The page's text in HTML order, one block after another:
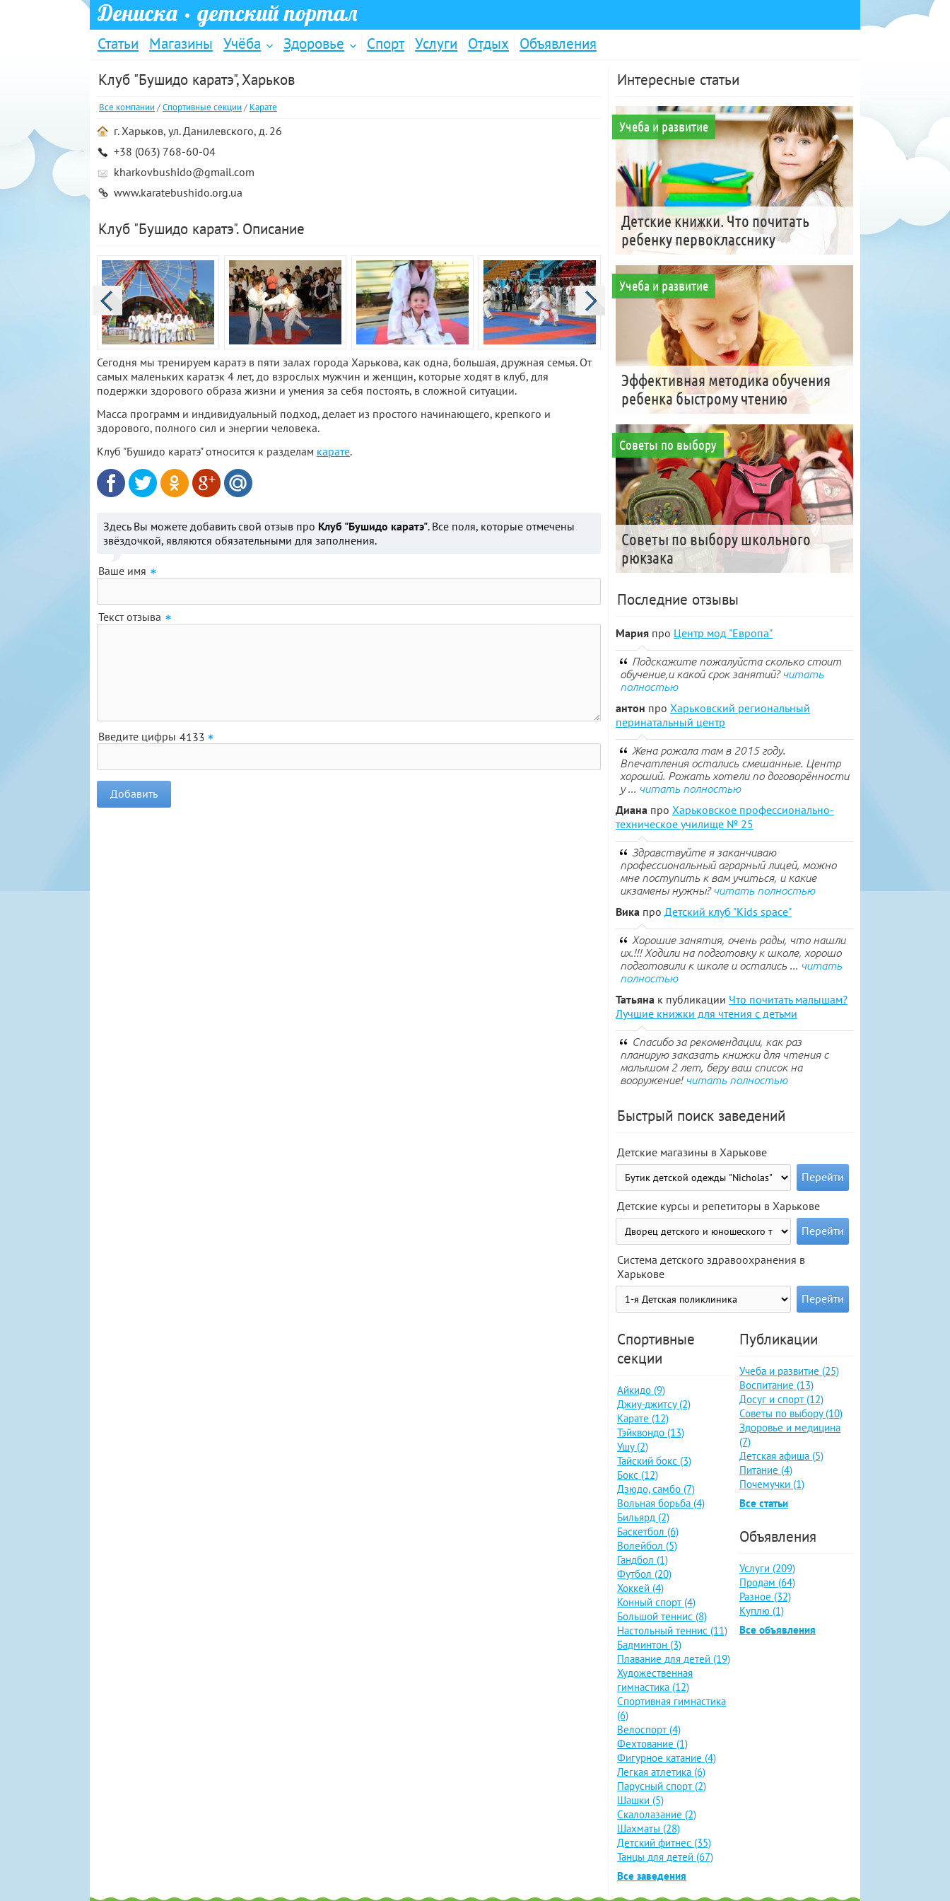
Дениска · детский портал
Статьи Магазины Учёба Здоровье Спорт Услуги Отдых
Объявления
Клуб "Бушидо каратэ", Харьков
Все компании/Спортивные секции/ Карате
г. Харьков, ул. Данилевского, д. 26
+38 (063) 768-60-04
kharkovbushido@gmail.com
www.karatebushido.org.ua
Клуб "Бушидо каратэ". Описание
Сегодня мы тренируем каратэ в пяти залах города Харькова, как одна, большая, дружная семья. От
самых маленьких каратэк 4 лет, до взрослых мужчин и женщин, которые ходят в клуб, для
подержки здорового образа жизни и умения за себя постоять, в сложной ситуации.
Масса программ и индивидуальный подход, делает из простого начинающего, крепкого и
здорового, полного сил и энергии человека.
Клуб "Бушидо каратэ" относится к разделам карате.
Здесь Вы можете добавить свой отзыв про Клуб "Бушидо каратэ". Все поля, которые отмечены
звёздочкой, являются обязательными для заполнения.
Ваше имя
Текст отзыва
Введите цифры
Интересные статьи
Учеба и развитие
Детские книжки. Что почитать
ребенку первокласснику
Учеба и развитие
Эффективная методика обучения
ребенка быстрому чтению
Советы по выбору
Советы по выбору школьного
рюкзака
Последние отзывы
Мария про Центр мод "Европа"
Подскажите пожалуйста сколько стоит
обучение,и какой срок занятий? читать
полностью
антон про Харьковский региональный
перинатальный центр
Жена рожала там в 2015 году.
Впечатления остались смешанные. Центр
хороший. Рожать хотели по договорённости
у ... читать полностью
Диана про Харьковское профессионально-
техническое училище № 25
Здравствуйте я заканчиваю
профессиональный аграрный лицей, можно
мне поступить к вам учиться, и какие
икзамены нужны? читать полностью
Вика про Детский клуб "Kids space"
Хорошие занятия, очень рады, что нашли
их.!!! Ходили на подготовку к школе, хорошо
подготовили к школе и остались ... читать
полностью
Татьяна к публикации Что почитать малышам?
Лучшие книжки для чтения с детьми
Спасибо за рекомендации, как раз
планирую заказать книжки для чтения с
малышом 2 лет, беру ваш список на
вооружение! читать полностью
Быстрый поиск заведений
Детские магазины в Харькове
Детские курсы и репетиторы в Харькове
Система детского здравоохранения в
Харькове
Спортивные
секции
Айкидо (9)
Джиу-джитсу (2)
Карате (12)
Тэйквондо (13)
Ушу (2)
Тайский бокс (3)
Бокс (12)
Дзюдо, самбо (7)
Вольная борьба (4)
Бильярд (2)
Баскетбол (6)
Волейбол (5)
Гандбол (1)
Футбол (20)
Хоккей (4)
Конный спорт (4)
Большой теннис (8)
Настольный теннис (11)
Бадминтон (3)
Плавание для детей (19)
Художественная
гимнастика (12)
Спортивная гимнастика
(6)
Велоспорт (4)
Фехтование (1)
Фигурное катание (4)
Легкая атлетика (6)
Парусный спорт (2)
Шашки (5)
Скалолазание (2)
Шахматы (28)
Детский фитнес (35)
Танцы для детей (67)
Все заведения
Публикации
Учеба и развитие (25)
Воспитание (13)
Досуг и спорт (12)
Советы по выбору (10)
Здоровье и медицина
(7)
Детская афиша (5)
Питание (4)
Почемучки (1)
Все статьи
Объявления
Услуги (209)
Продам (64)
Разное (32)
Куплю (1)
Все объявления